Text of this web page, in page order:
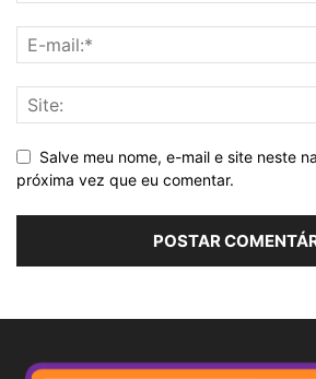
Salve meu nome, e-mail e site neste
próxima vez que eu comentar.